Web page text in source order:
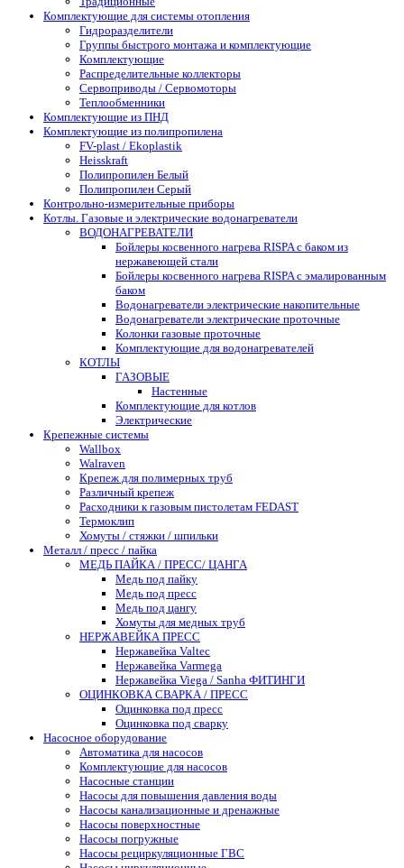
Комплектующие для системы отопления
Гидроразделители
Группы быстрого монтажа и комплектующие
Комплектующие
Распределительные коллекторы
Сервоприводы / Сервомоторы
Теплообменники
Комплектующие из ПНД
Комплектующие из полипропилена
FV-plast / Ekoplastik
Heisskraft
Полипропилен Белый
Полипропилен Серый
Контрольно-измерительные приборы
Котлы. Газовые и электрические водонагреватели
ВОДОНАГРЕВАТЕЛИ
Бойлеры косвенного нагрева RISPA с баком из
нержавеющей стали
Бойлеры косвенного нагрева RISPA с эмалированным
баком
Водонагреватели электрические накопительные
Водонагреватели электрические проточные
Колонки газовые проточные
Комплектующие для водонагревателей
КОТЛЫ
ГАЗОВЫЕ
Настенные
Комплектующие для котлов
Электрические
Крепежные системы
Wallbox
Walraven
Крепеж для полимерных труб
Различный крепеж
Расходники к газовым пистолетам FEDAST
Термоклип
Хомуты / стяжки / шпильки
Металл / пресс / пайка
МЕДЬ ПАЙКА / ПРЕСС/ ЦАНГА
Медь под пайку
Медь под пресс
Медь под цангу
Хомуты для медных труб
НЕРЖАВЕЙКА ПРЕСС
Нержавейка Valtec
Нержавейка Varmega
Нержавейка Viega / Sanha ФИТИНГИ
ОЦИНКОВКА СВАРКА / ПРЕСС
Оцинковка под пресс
Оцинковка под сварку
Насосное оборудование
Автоматика для насосов
Комплектующие для насосов
Насосные станции
Насосы для повышения давления воды
Насосы канализационные и дренажные
Насосы поверхностные
Насосы погружные
Насосы рециркуляционные ГВС